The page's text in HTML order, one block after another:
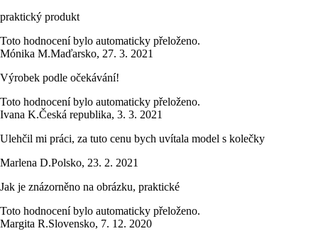
praktický produkt
Toto hodnocení bylo automaticky přeloženo.
Mónika M.Maďarsko, 27. 3. 2021
Výrobek podle očekávání!
Toto hodnocení bylo automaticky přeloženo.
Ivana K.Česká republika, 3. 3. 2021
Ulehčil mi práci, za tuto cenu bych uvítala model s kolečky
Marlena D.Polsko, 23. 2. 2021
Jak je znázorněno na obrázku, praktické
Toto hodnocení bylo automaticky přeloženo.
Margita R.Slovensko, 7. 12. 2020